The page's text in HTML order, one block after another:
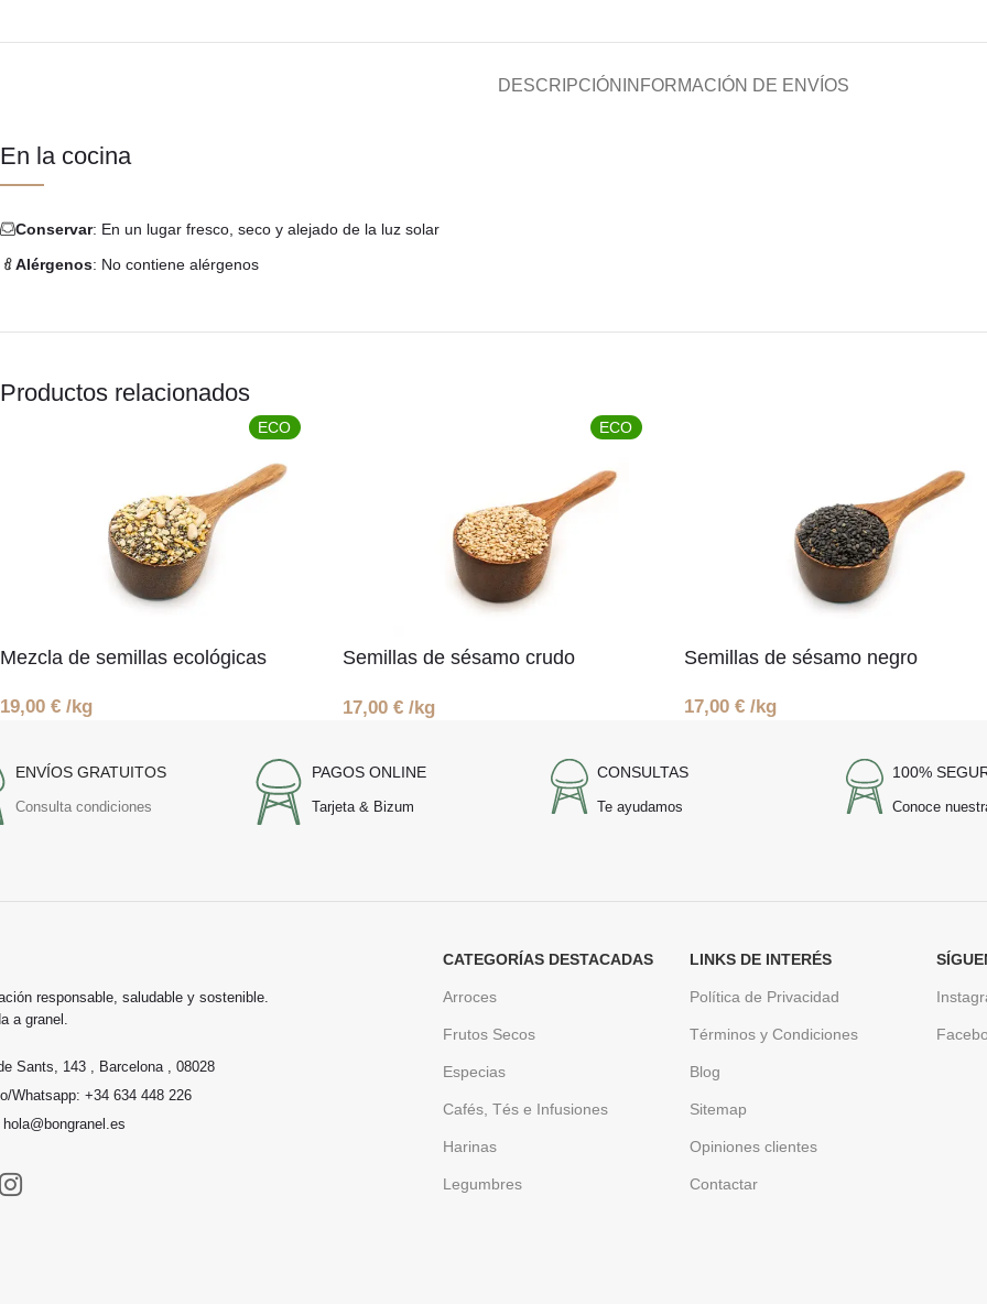
DESCRIPCIÓN INFORMACIÓN DE ENVÍOS
En la cocina
Conservar: En un lugar fresco, seco y alejado de la luz solar
Alérgenos: No contiene alérgenos
Productos relacionados
ECO
Mezcla de semillas ecológicas
19,00 € /kg
ECO
Semillas de sésamo crudo
17,00 € /kg
Semillas de sésamo negro
17,00 € /kg
ENVÍOS GRATUITOS
Consulta condiciones
PAGOS ONLINE
Tarjeta & Bizum
CONSULTAS
Te ayudamos
100%
Conoce
responsable, saludable y sostenible.
a granel.
Sants, 143 , Barcelona , 08028
Whatsapp: +34 634 448 226
CATEGORÍAS DESTACADAS
Arroces
Frutos Secos
Especias
Cafés, Tés e Infusiones
Harinas
Legumbres
LINKS DE INTERÉS
Política de Privacidad
Términos y Condiciones
Blog
Sitemap
Opiniones clientes
Contactar